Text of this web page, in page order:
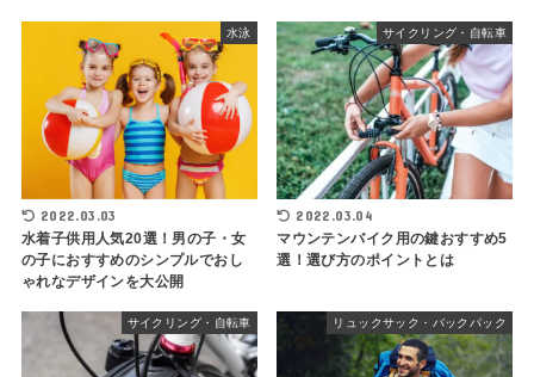
水泳
2022.03.03
水着子供用人気20選！男の子・女
の子におすすめのシンプルでおし
ゃれなデザインを大公開
サイクリング・自転車
2022.03.04
マウンテンバイク用の鍵おすすめ5
選！選び方のポイントとは
サイクリング・自転車 リュックサック・バックパック